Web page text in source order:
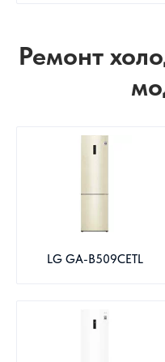
Ремонт
LG GA-B509CETL